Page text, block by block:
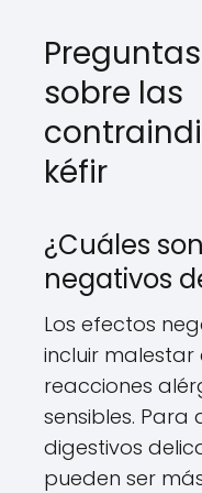
sobre las
kéfir
¿Cuáles
negativos
Los efectos
incluir
reacciones
sensibles. Para
digestivos
pueden ser